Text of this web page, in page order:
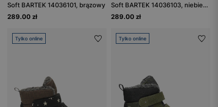
Soft BARTEK 14036101, brązowy
289.00 zł
Soft BARTEK 14036103, niebiesko-szary
289.00 zł
Tylko online Tylko online